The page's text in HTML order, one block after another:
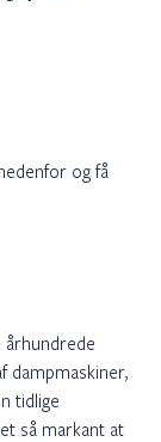
og få
århundrede
dampmaskiner,
tidlige
så markant at